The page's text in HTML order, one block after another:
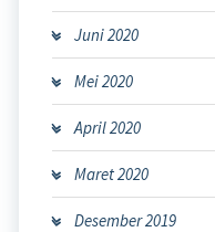
Juni 2020
Mei 2020
April 2020
Maret 2020
Desember 2019